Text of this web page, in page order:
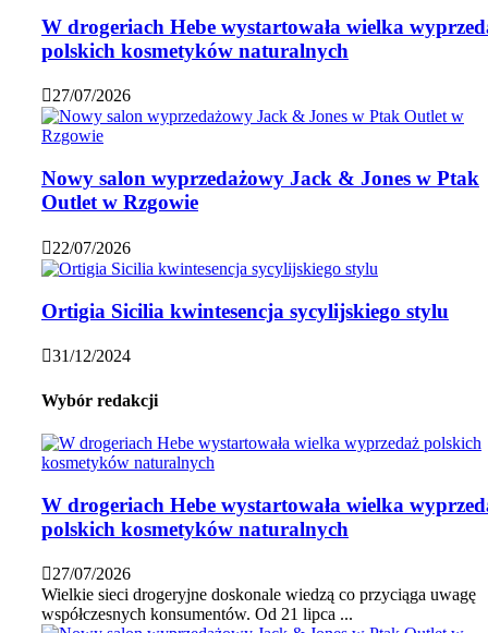
W drogeriach Hebe wystartowała wielka
polskich kosmetyków naturalnych
27/07/2026
Nowy salon wyprzedażowy Jack & Jones w Ptak
Outlet w Rzgowie
22/07/2026
Ortigia Sicilia kwintesencja sycylijskiego stylu
31/12/2024
Wybór redakcji
W drogeriach Hebe wystartowała wielka
polskich kosmetyków naturalnych
27/07/2026
Wielkie sieci drogeryjne doskonale wiedzą co przyciąga uwagę
współczesnych konsumentów. Od 21 lipca ...